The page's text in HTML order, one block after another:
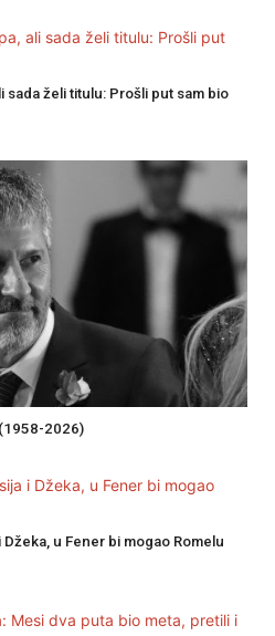
sada želi titulu: Prošli put sam bio
2026)
u Fener bi mogao Romelu